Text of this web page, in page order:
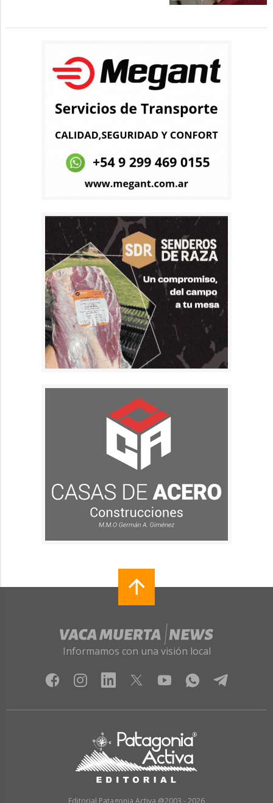
Informamos con una visión local
Editorial Patagonia Activa @2003 - 2026